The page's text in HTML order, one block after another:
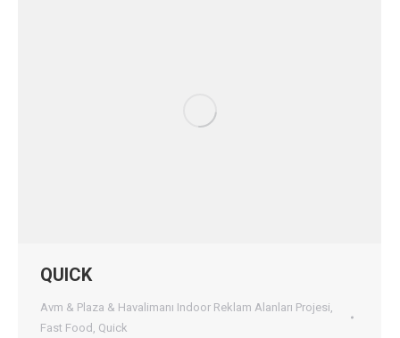
QUICK
Avm & Plaza & Havalimanı Indoor Reklam Alanları Projesi,
Fast Food , Quick